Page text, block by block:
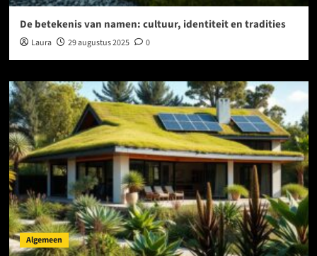
De betekenis van namen: cultuur, identiteit en tradities
Laura 29 augustus 2025 0
Algemeen